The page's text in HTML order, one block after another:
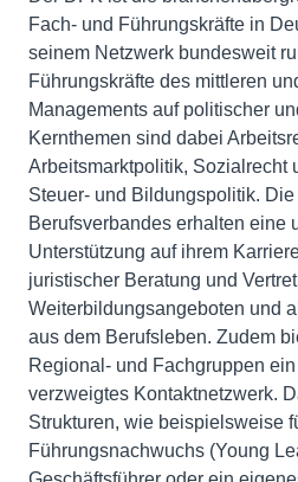
Fach- und Führungskräfte in
seinem Netzwerk bundesweit
Führungskräfte des mittleren
Managements auf politischer
Kernthemen sind dabei
Arbeitsmarktpolitik, Sozialrecht
Steuer- und Bildungspolitik.
Berufsverbandes erhalten eine
Unterstützung auf ihrem
juristischer Beratung und
Weiterbildungsangeboten und
aus dem Berufsleben. Zudem
Regional- und Fachgruppen
verzweigtes Kontaktnetzwerk.
Strukturen, wie beispielsweise
Führungsnachwuchs (Young